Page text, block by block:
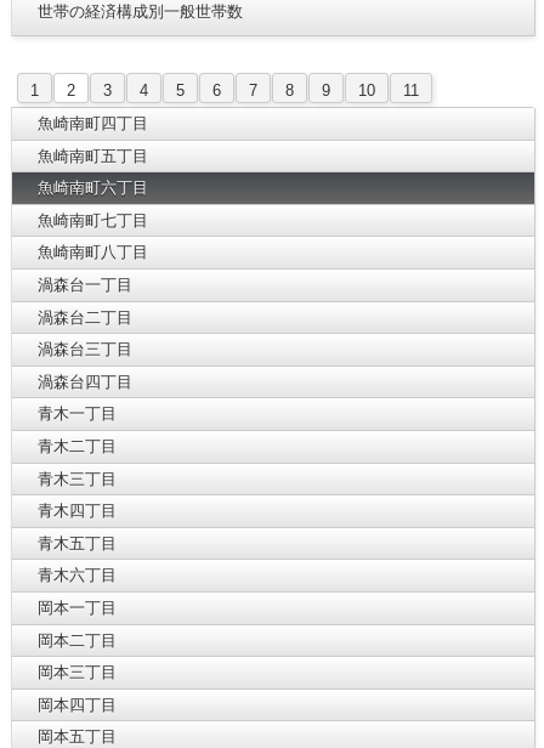
世帯の経済構成別一般世帯数
1 2 3 4 5 6 7 8 9 10
11
魚崎南町四丁目
魚崎南町五丁目
魚崎南町六丁目
魚崎南町七丁目
魚崎南町八丁目
渦森台一丁目
渦森台二丁目
渦森台三丁目
渦森台四丁目
青木一丁目
青木二丁目
青木三丁目
青木四丁目
青木五丁目
青木六丁目
岡本一丁目
岡本二丁目
岡本三丁目
岡本四丁目
岡本五丁目